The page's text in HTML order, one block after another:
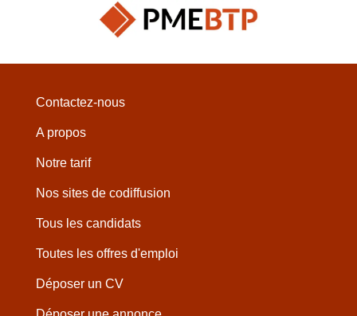
Contactez-nous
A propos
Notre tarif
Nos sites de codiffusion
Tous les candidats
Toutes les offres d'emploi
Déposer un CV